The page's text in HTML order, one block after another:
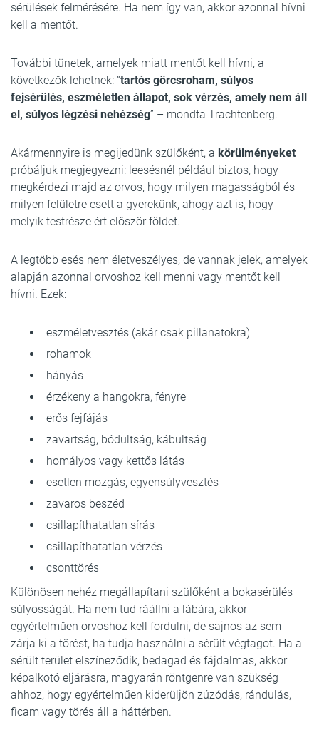
sérülések felmérésére. Ha nem így van, akkor azonnal hívni
kell a mentőt.
További tünetek, amelyek miatt mentőt kell hívni, a
következők lehetnek: “tartós görcsroham, súlyos
fejsérülés, eszméletlen állapot, sok vérzés, amely nem áll
el, súlyos légzési nehézség” – mondta Trachtenberg.
Akármennyire is megijedünk szülőként, a körülményeket
próbáljuk megjegyezni: leesésnél például biztos, hogy
megkérdezi majd az orvos, hogy milyen magasságból és
milyen felületre esett a gyerekünk, ahogy azt is, hogy
melyik testrésze ért először földet.
A legtöbb esés nem életveszélyes, de vannak jelek, amelyek
alapján azonnal orvoshoz kell menni vagy mentőt kell
hívni. Ezek:
eszméletvesztés (akár csak pillanatokra)
rohamok
hányás
érzékeny a hangokra, fényre
erős fejfájás
zavartság, bódultság, kábultság
homályos vagy kettős látás
esetlen mozgás, egyensúlyvesztés
zavaros beszéd
csillapíthatatlan sírás
csillapíthatatlan vérzés
csonttörés
Különösen nehéz megállapítani szülőként a bokasérülés
súlyosságát. Ha nem tud ráállni a lábára, akkor
egyértelműen orvoshoz kell fordulni, de sajnos az sem
zárja ki a törést, ha tudja használni a sérült végtagot. Ha a
sérült terület elszíneződik, bedagad és fájdalmas, akkor
képalkotó eljárásra, magyarán röntgenre van szükség
ahhoz, hogy egyértelműen kiderüljön zúzódás, rándulás,
ficam vagy törés áll a háttérben.